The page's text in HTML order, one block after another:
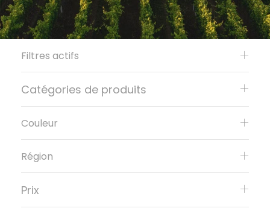
Filtres actifs
Catégories de produits
Couleur
Région
Prix